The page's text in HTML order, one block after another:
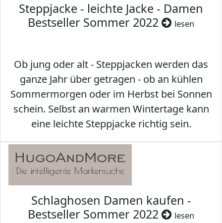
Steppjacke - leichte Jacke - Damen
Bestseller Sommer 2022
lesen
Ob jung oder alt - Steppjacken werden das
ganze Jahr über getragen - ob an kühlen
Sommermorgen oder im Herbst bei Sonnen
schein. Selbst an warmen Wintertage kann
eine leichte Steppjacke richtig sein.
Schlaghosen Damen kaufen -
Bestseller Sommer 2022
lesen